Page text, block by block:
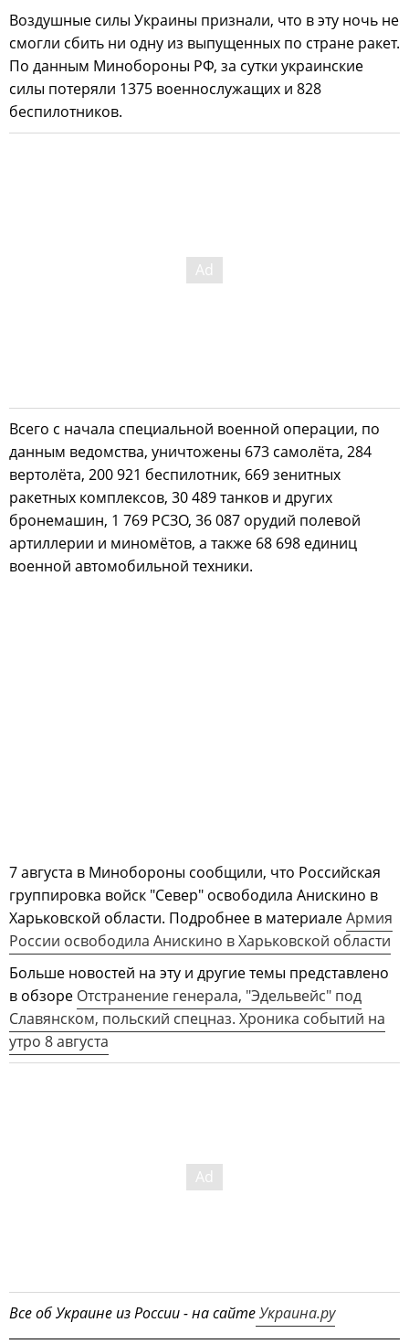
Воздушные силы Украины признали, что в эту ночь не
смогли сбить ни одну из выпущенных по стране ракет.
По данным Минобороны РФ, за сутки украинские
силы потеряли 1375 военнослужащих и 828
беспилотников.
Всего с начала специальной военной операции, по
данным ведомства, уничтожены 673 самолёта, 284
вертолёта, 200 921 беспилотник, 669 зенитных
ракетных комплексов, 30 489 танков и других
бронемашин, 1 769 РСЗО, 36 087 орудий полевой
артиллерии и миномётов, а также 68 698 единиц
военной автомобильной техники.
7 августа в Минобороны сообщили, что Российская
группировка войск "Север" освободила Анискино в
Харьковской области. Подробнее в материалеАрмия
России освободила Анискино в Харьковской области
Больше новостей на эту и другие темы представлено
в обзоре Отстранение генерала, "Эдельвейс" под
Славянском, польский спецназ. Хроника событий на
утро 8 августа
Все об Украине из России - на сайтеУкраина.ру